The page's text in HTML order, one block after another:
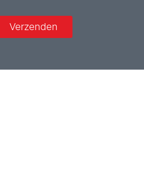
Verzenden